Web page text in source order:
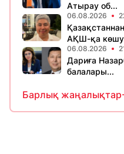
Атырау об...
06.08.2026
АҚШ-қа
06.08.2026
Дариға
балалары...
Барлық жаңалықтар